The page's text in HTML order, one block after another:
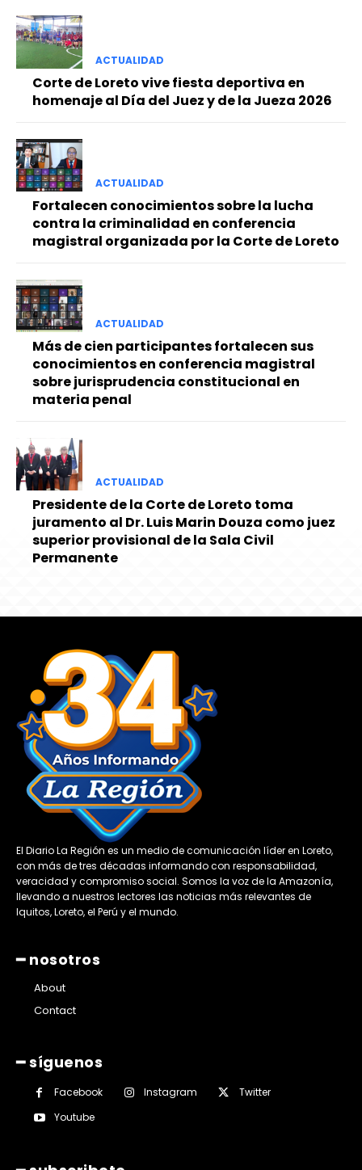
ACTUALIDAD
Corte de Loreto vive fiesta deportiva en
homenaje al Día del Juez y de la Jueza 2026
ACTUALIDAD
Fortalecen conocimientos sobre la lucha
contra la criminalidad en conferencia
magistral organizada por la Corte de Loreto
ACTUALIDAD
Más de cien participantes fortalecen sus
conocimientos en conferencia magistral
sobre jurisprudencia constitucional en
materia penal
ACTUALIDAD
Presidente de la Corte de Loreto toma
juramento al Dr. Luis Marin Douza como juez
superior provisional de la Sala Civil
Permanente
El Diario La Región es un medio de comunicación líder en Loreto,
con más de tres décadas informando con responsabilidad,
veracidad y compromiso social. Somos la voz de la Amazonía,
llevando a nuestros lectores las noticias más relevantes de
Iquitos, Loreto, el Perú y el mundo.
━ nosotros
About
Contact
━ síguenos
Facebook Instagram
Twitter
Youtube